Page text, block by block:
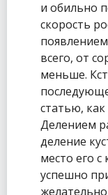
и обильно
скорость
всего, от
меньше.
статью,
Делением
деление
место его
успешно